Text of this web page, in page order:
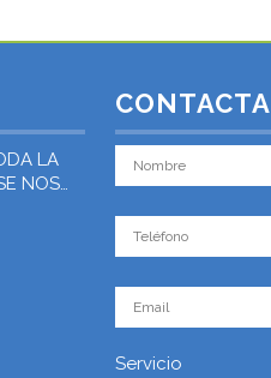
LA
NOS
CONTACTA
Servicio